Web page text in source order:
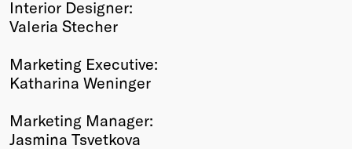
Interior Designer:
Valeria Stecher
Marketing Executive:
Katharina Weninger
Marketing Manager:
Jasmina Tsvetkova